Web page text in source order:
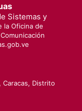
Sistemas y
la Oficina de
Distrito